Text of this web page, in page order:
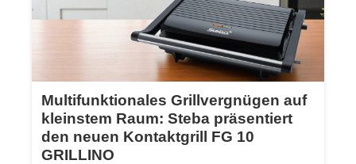
Multifunktionales Grillvergnügen auf
kleinstem Raum: Steba präsentiert
den neuen Kontaktgrill FG 10
GRILLINO